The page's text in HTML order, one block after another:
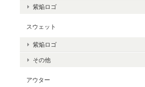
紫焔ロゴ
スウェット
紫焔ロゴ
その他
アウター